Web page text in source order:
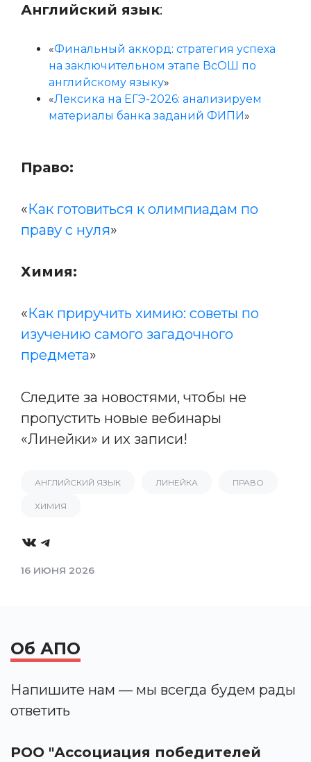
Английский язык:
«Финальный аккорд: стратегия успеха
на заключительном этапе ВсОШ по
английскому языку»
«Лексика на ЕГЭ-2026: анализируем
материалы банка заданий ФИПИ »
Право:
«Как готовиться к олимпиадам по
праву с нуля»
Химия:
«Как приручить химию: советы по
изучению самого загадочного
предмета»
Следите за новостями, чтобы не
пропустить новые вебинары
«Линейки» и их записи!
АНГЛИЙСКИЙ ЯЗЫК ЛИНЕЙКА ПРАВО
ХИМИЯ
VKTelegram
16 ИЮНЯ 2026
Об АПО
Напишите нам — мы всегда будем рады
ответить
РОО "Ассоциация победителей